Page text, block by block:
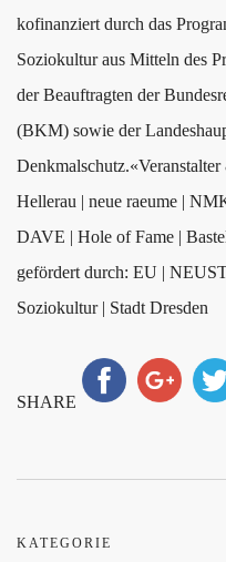
kofinanziert durch das
Soziokultur aus Mitteln des
der Beauftragten der
(BKM) sowie der
Hellerau | neue raeume |
DAVE | Hole of Fame |
gefördert durch: EU |
Soziokultur | Stadt Dresden
SHARE
KATEGORIE